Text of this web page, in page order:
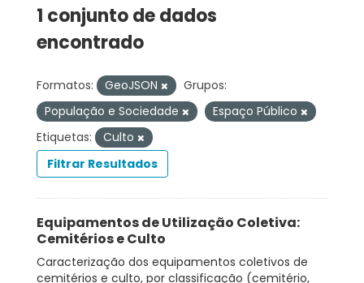
1 conjunto de dados
encontrado
Formatos: GeoJSON
Grupos:
População e Sociedade
Espaço Público
Etiquetas:
Culto
Filtrar Resultados
Equipamentos de Utilização Coletiva:
Cemitérios e Culto
Caracterização dos equipamentos coletivos de
cemitérios e culto, por classificação (cemitério,